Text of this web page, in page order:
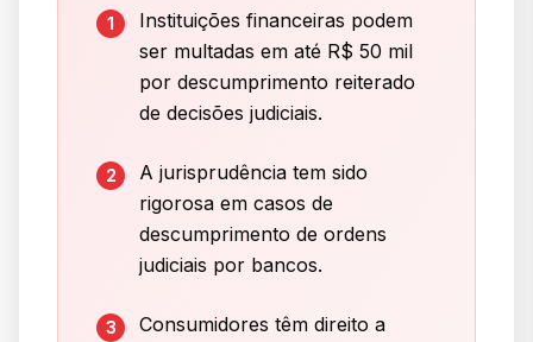
1
Instituições financeiras podem
ser multadas em até R$ 50 mil
por descumprimento reiterado
de decisões judiciais.
2
A jurisprudência tem sido
rigorosa em casos de
descumprimento de ordens
judiciais por bancos.
3
Consumidores têm direito a